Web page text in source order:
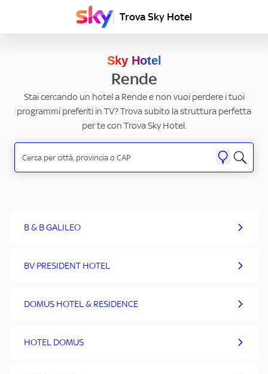
Trova Sky Hotel
Sky Hotel
Rende
Stai cercando un hotel a Rende e non vuoi perdere i tuoi
programmi preferiti in TV? Trova subito la struttura perfetta
per te con Trova Sky Hotel.
B & B GALILEO
BV PRESIDENT HOTEL
DOMUS HOTEL & RESIDENCE
HOTEL DOMUS